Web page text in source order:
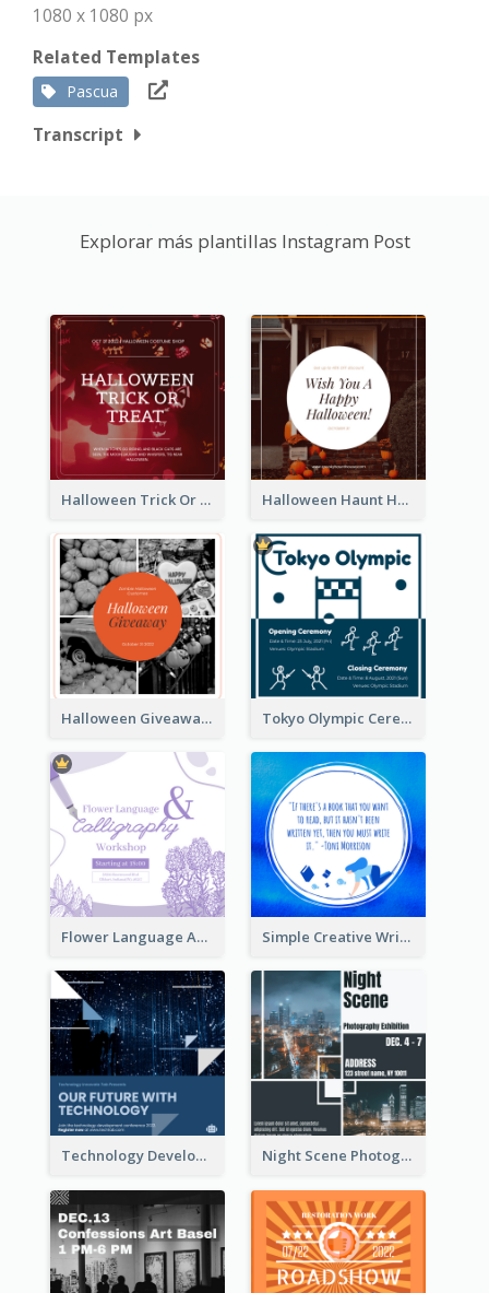
1080 x 1080 px
Related Templates
Pascua
Transcript
Explorar más plantillas Instagram Post
Halloween Trick Or Treat Instagram Post Halloween Haunt House Instagram Post
Halloween Giveaway Instagram Post Tokyo Olympic Ceremony Instagram Post
Flower Language And Calligraphy Instagram Post Simple Creative Writing Quote Instagram Post
Technology Development Conference Instagram Post Night Scene Photography Exhibition Instagram Post